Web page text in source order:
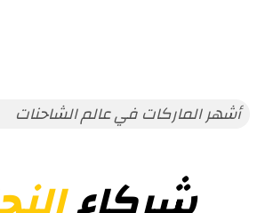
أشهر الماركات في عالم الشاحنات